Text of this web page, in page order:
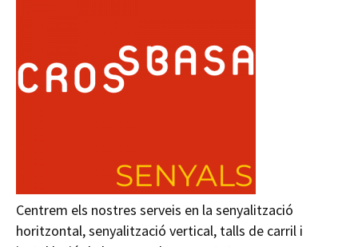
Centrem els nostres serveis en la senyalització
horitzontal, senyalització vertical, talls de carril i